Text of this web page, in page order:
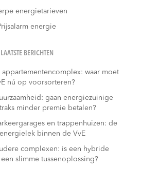
energietarieven
energie
LAATSTE BERICHTEN
waar moet
nú op voorsorteren?
gaan energiezuinige
minder premie betalen?
en trappenhuizen: de
binnen de VvE
complexen: is een hybride
slimme tussenoplossing?